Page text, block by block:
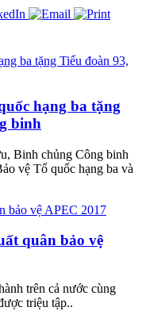
hạng ba tặng
binh
Binh chủng Công binh
vệ Tổ quốc hạng ba và
quân bảo vệ
trên cả nước cùng
triệu tập..